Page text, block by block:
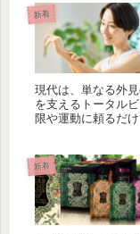
構成された製品は
人々に愛されてい
最適な「
「PRACTICE
トや美容だけでな
効果的で、男女問
新着
現代は、単なる外
を支えるトータル
限や運動に頼るだ
新着